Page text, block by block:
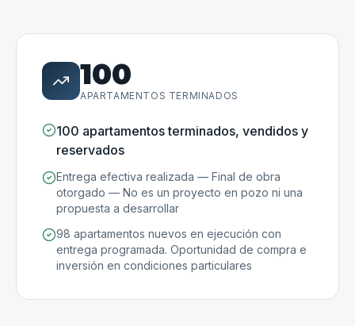
100
APARTAMENTOS TERMINADOS
100 apartamentos terminados, vendidos y
reservados
Entrega efectiva realizada — Final de obra
otorgado — No es un proyecto en pozo ni una
propuesta a desarrollar
98 apartamentos nuevos en ejecución con
entrega programada. Oportunidad de compra e
inversión en condiciones particulares